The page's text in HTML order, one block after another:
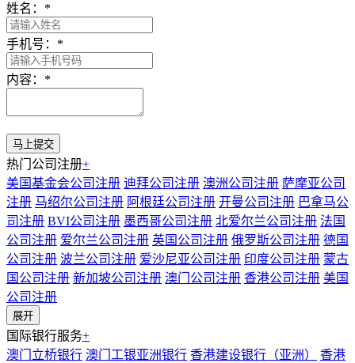
姓名： *
手机号： *
内容： *
热门公司注册+
美国基金会公司注册 迪拜公司注册 澳洲公司注册 萨摩亚公司
注册 马绍尔公司注册 阿根廷公司注册 开曼公司注册 巴拿马公
司注册 BVI公司注册 墨西哥公司注册 北爱尔兰公司注册 法国
公司注册 爱尔兰公司注册 英国公司注册 俄罗斯公司注册 德国
公司注册 波兰公司注册 爱沙尼亚公司注册 印度公司注册 蒙古
国公司注册 新加坡公司注册 澳门公司注册 香港公司注册 美国
公司注册
展开
国际银行服务+
澳门立桥银行 澳门工银亚洲银行 香港建设银行（亚洲）
香港